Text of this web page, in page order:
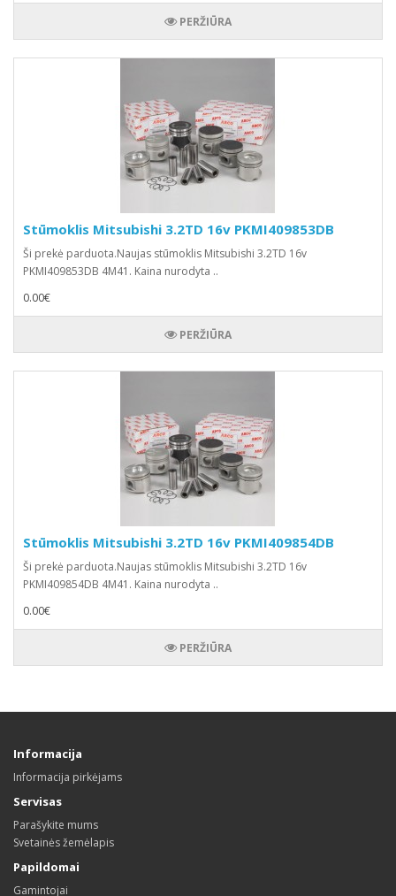
PERŽIŪRA
Stūmoklis Mitsubishi 3.2TD 16v PKMI409853DB
Ši prekė parduota.Naujas stūmoklis Mitsubishi 3.2TD 16v
PKMI409853DB 4M41. Kaina nurodyta ..
0.00€
PERŽIŪRA
Stūmoklis Mitsubishi 3.2TD 16v PKMI409854DB
Ši prekė parduota.Naujas stūmoklis Mitsubishi 3.2TD 16v
PKMI409854DB 4M41. Kaina nurodyta ..
0.00€
PERŽIŪRA
Informacija
Informacija pirkėjams
Servisas
Parašykite mums
Svetainės žemėlapis
Papildomai
Gamintojai